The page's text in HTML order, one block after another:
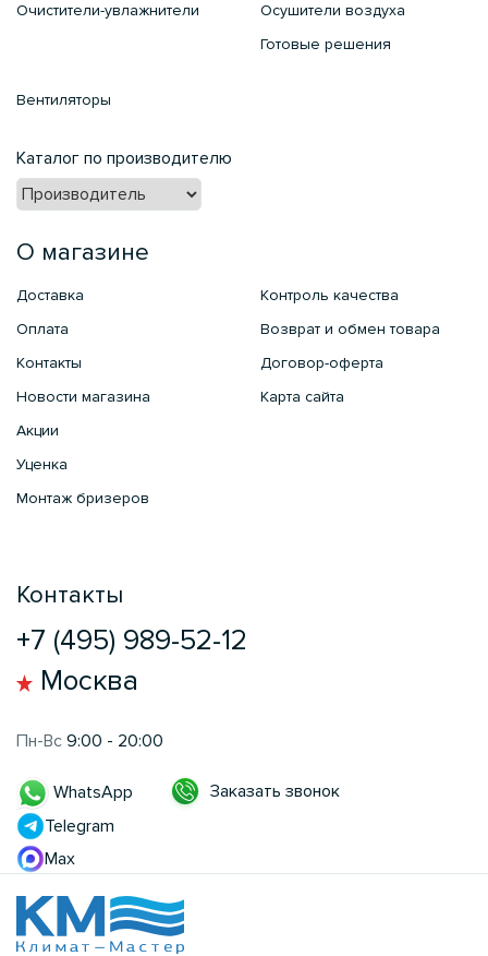
Очистители-увлажнители
Осушители воздуха
Готовые решения
Вентиляторы
Каталог по производителю
О магазине
Доставка
Оплата
Контакты
Новости магазина
Акции
Уценка
Монтаж бризеров
Контроль качества
Возврат и обмен товара
Договор-оферта
Карта сайта
Контакты
+7 (495) 989-52-12
Москва
Пн-Вс 9:00 - 20:00
WhatsApp
Telegram
Max
Заказать звонок